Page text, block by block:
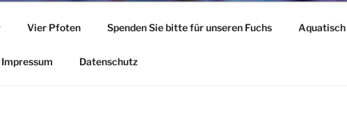
Vier Pfoten Spenden Sie bitte für unseren Fuchs Aquatisch
Impressum Datenschutz